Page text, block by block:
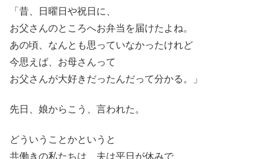
「昔、日曜日や祝日に、
お父さんのところへお弁当を届けたよね。
あの頃、なんとも思っていなかったけれど
今思えば、お母さんって
お父さんが大好きだったんだって分かる。」
先日、娘からこう、言われた。
どういうことかというと
共働きの私たちは、夫は平日が休みで